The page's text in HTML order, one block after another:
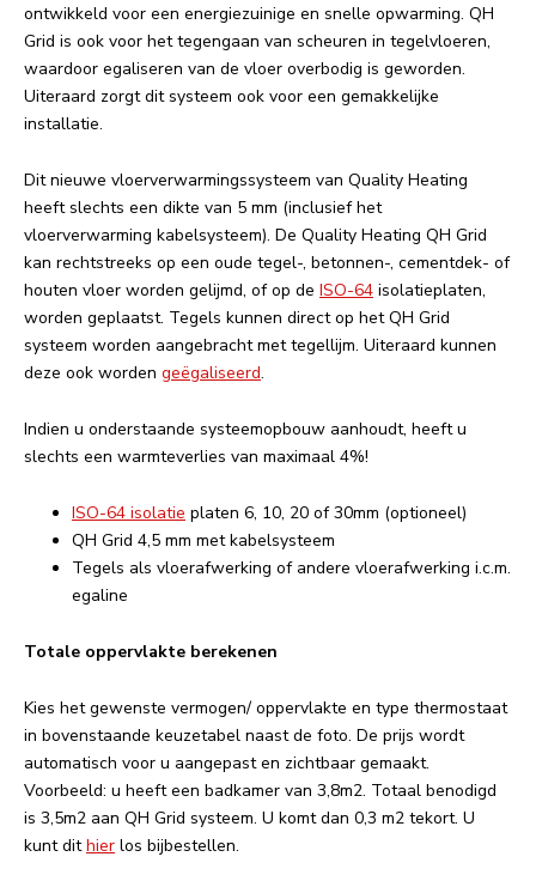
ontwikkeld voor een energiezuinige en snelle opwarming. QH
Grid is ook voor het tegengaan van scheuren in tegelvloeren,
waardoor egaliseren van de vloer overbodig is geworden.
Uiteraard zorgt dit systeem ook voor een gemakkelijke
installatie.
Dit nieuwe vloerverwarmingssysteem van Quality Heating
heeft slechts een dikte van 5 mm (inclusief het
vloerverwarming kabelsysteem). De Quality Heating QH Grid
kan rechtstreeks op een oude tegel-, betonnen-, cementdek- of
houten vloer worden gelijmd, of op de ISO-64 isolatieplaten,
worden geplaatst. Tegels kunnen direct op het QH Grid
systeem worden aangebracht met tegellijm. Uiteraard kunnen
deze ook worden geëgaliseerd.
Indien u onderstaande systeemopbouw aanhoudt, heeft u
slechts een warmteverlies van maximaal 4%!
ISO-64 isolatie platen 6, 10, 20 of 30mm (optioneel)
QH Grid 4,5 mm met kabelsysteem
Tegels als vloerafwerking of andere vloerafwerking i.c.m.
egaline
Totale oppervlakte berekenen
Kies het gewenste vermogen/ oppervlakte en type thermostaat
in bovenstaande keuzetabel naast de foto. De prijs wordt
automatisch voor u aangepast en zichtbaar gemaakt.
Voorbeeld: u heeft een badkamer van 3,8m2. Totaal benodigd
is 3,5m2 aan QH Grid systeem. U komt dan 0,3 m2 tekort. U
kunt dithier los bijbestellen.